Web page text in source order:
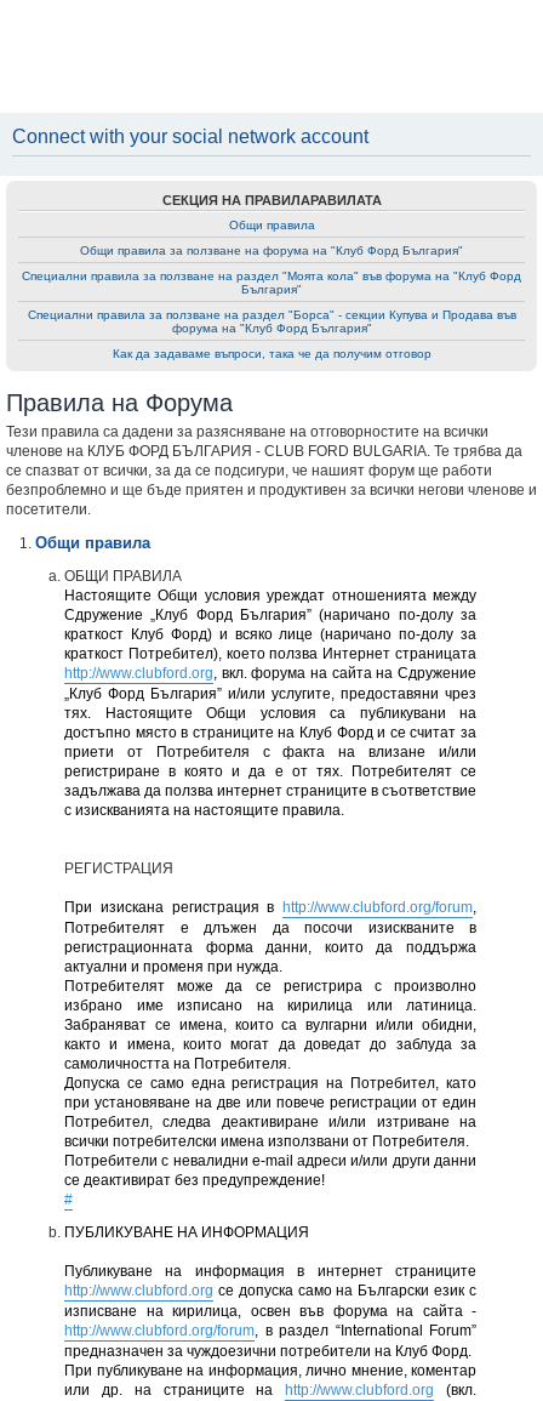
Connect with your social network account
СЕКЦИЯ НА ПРАВИЛАРАВИЛАТА
Общи правила
Общи правила за ползване на форумa на "Клуб Форд България"
Специални правила за ползване на раздел "Моята кола" във форумa на "Клуб Форд
България"
Специални правила за ползване на раздел "Борса" - секции Купува и Продава във
форумa на "Клуб Форд България"
Как да задаваме въпроси, така че да получим отговор
Правила на Форума
Тези правила са дадени за разясняване на отговорностите на всички
членове на КЛУБ ФОРД БЪЛГАРИЯ - CLUB FORD BULGARIA. Те трябва да
се спазват от всички, за да се подсигури, че нашият форум ще работи
безпроблемно и ще бъде приятен и продуктивен за всички негови членове и
посетители.
Общи правила
ОБЩИ ПРАВИЛА
Настоящите Общи условия уреждат отношенията между
Сдружение „Клуб Форд България” (наричано по-долу за
краткост Клуб Форд) и всяко лице (наричано по-долу за
краткост Потребител), което ползва Интернет страницата
http://www.clubford.org, вкл. форума на сайта на Сдружение
„Клуб Форд България” и/или услугите, предоставяни чрез
тях. Настоящите Общи условия са публикувани на
достъпно място в страниците на Клуб Форд и се считат за
приети от Потребителя с факта на влизане и/или
регистриране в която и да е от тях. Потребителят се
задължава да ползва интернет страниците в съответствие
с изискванията на настоящите правила.
РЕГИСТРАЦИЯ
При изискана регистрация в http://www.clubford.org/forum,
Потребителят е длъжен да посочи изискваните в
регистрационната форма данни, които да поддържа
актуални и променя при нужда.
Потребителят може да се регистрира с произволно
избрано име изписано на кирилица или латиница.
Забраняват се имена, които са вулгарни и/или обидни,
както и имена, които могат да доведат до заблуда за
самоличността на Потребителя.
Допуска се само една регистрация на Потребител, като
при установяване на две или повече регистрации от един
Потребител, следва деактивиране и/или изтриване на
всички потребителски имена използвани от Потребителя.
Потребители с невалидни e-mail адреси и/или други данни
се деактивират без предупреждение!
#
ПУБЛИКУВАНЕ НА ИНФОРМАЦИЯ
Публикуване на информация в интернет страниците
http://www.clubford.org се допуска само на Български език с
изписване на кирилица, освен във форума на сайта -
http://www.clubford.org/forum, в раздел “International Forum”
предназначен за чуждоезични потребители на Клуб Форд.
При публикуване на информация, лично мнение, коментар
или др. на страниците на
http://www.clubford.org (вкл.